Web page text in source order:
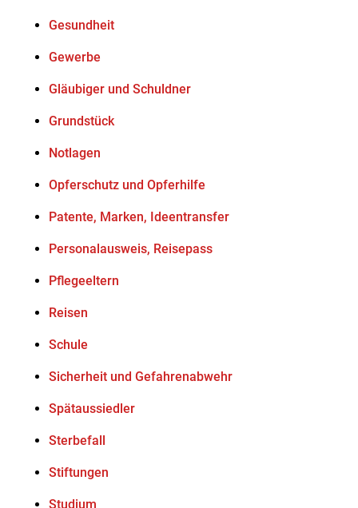
Gesundheit
Gewerbe
Gläubiger und Schuldner
Grundstück
Notlagen
Opferschutz und Opferhilfe
Patente, Marken, Ideentransfer
Personalausweis, Reisepass
Pflegeeltern
Reisen
Schule
Sicherheit und Gefahrenabwehr
Spätaussiedler
Sterbefall
Stiftungen
Studium